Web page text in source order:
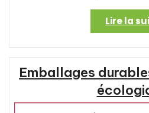
Lire la
Emballages